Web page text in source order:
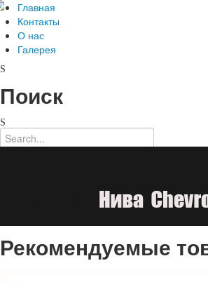
Главная
Контакты
О нас
Галерея
Поиск
Рекомендуемые